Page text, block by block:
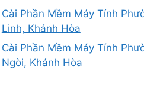
Cài Phần Mềm Máy Tính
Linh, Khánh Hòa
Cài Phần Mềm Máy Tính
Ngòi, Khánh Hòa